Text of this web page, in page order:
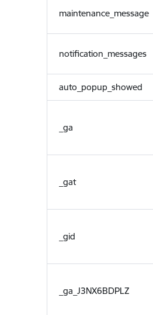
maintenance_message
notification_messages
auto_popup_showed
_ga
_gat
_gid
_ga_J3NX6BDPLZ